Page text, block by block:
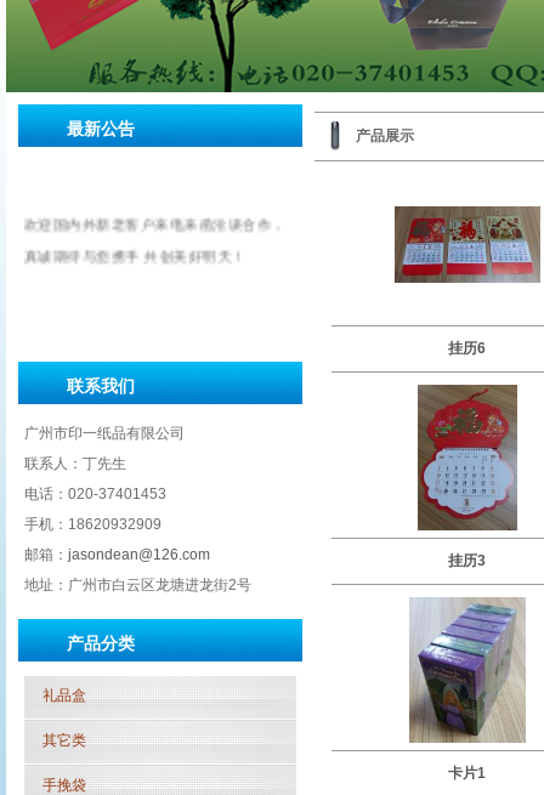
最新公告
欢迎国内外新老客户来电来函洽谈合作，
真诚期待与您携手 共创美好明天！
联系我们
广州市印一纸品有限公司
联系人：丁先生
电话：020-37401453
手机：18620932909
邮箱： jasondean@126.com
地址：广州市白云区龙塘进龙街2号
产品分类
礼品盒
其它类
手挽袋
产品展示
挂历6
挂历3
卡片1